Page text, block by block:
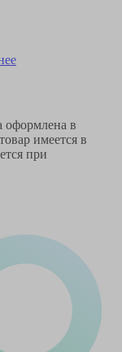
оформлена в
имеется в
при